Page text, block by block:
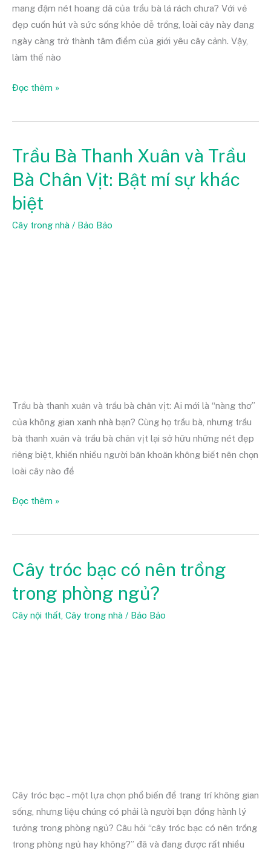
mang đậm nét hoang dã của trầu bà lá rách chưa? Với vẻ
đẹp cuốn hút và sức sống khỏe dễ trồng, loài cây này đang
ngày càng trở thành tâm điểm của giới yêu cây cảnh. Vậy,
làm thế nào
Đọc thêm »
Trầu Bà Thanh Xuân và Trầu
Bà Chân Vịt: Bật mí sự khác
biệt
Cây trong nhà / Bảo Bảo
Trầu bà thanh xuân và trầu bà chân vịt: Ai mới là “nàng thơ”
của không gian xanh nhà bạn? Cùng họ trầu bà, nhưng trầu
bà thanh xuân và trầu bà chân vịt lại sở hữu những nét đẹp
riêng biệt, khiến nhiều người băn khoăn không biết nên chọn
loài cây nào để
Trầu
Thanh
Xuân
Đọc thêm »
Cây tróc bạc có nên trồng
trong phòng ngủ?
Cây nội thất, Cây trong nhà / Bảo Bảo
Cây tróc bạc – một lựa chọn phổ biến để trang trí không gian
sống, nhưng liệu chúng có phải là người bạn đồng hành lý
tưởng trong phòng ngủ? Câu hỏi “cây tróc bạc có nên trồng
trong phòng ngủ hay không?” đã và đang được rất nhiều
Cây
bạc
có